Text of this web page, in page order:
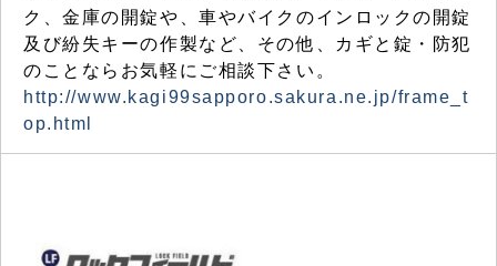
ク、金庫の開錠や、車やバイクのインロックの開錠
及び紛失キーの作製など、その他、カギと錠・防犯
のことならお気軽にご相談下さい。
http://www.kagi99sapporo.sakura.ne.jp/frame_t
op.html